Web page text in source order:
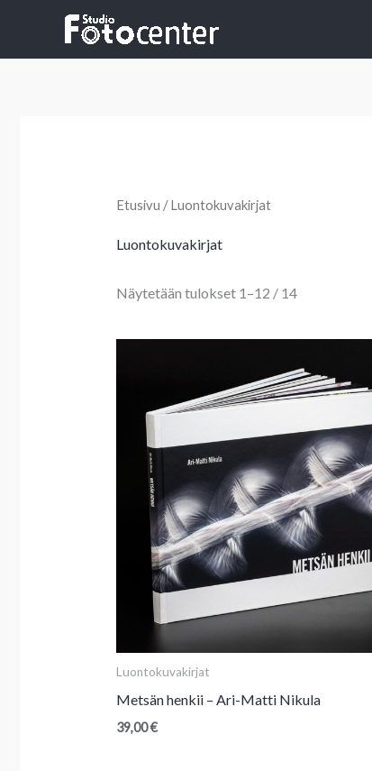
Etusivu / Luontokuvakirjat
Luontokuvakirjat
Näytetään tulokset 1–12 / 14
Luontokuvakirjat
Metsän henkii – Ari-Matti Nikula
39,00€